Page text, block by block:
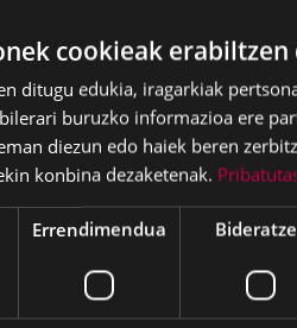
SANJUANAK 2026
egitaraua
25
cookieak erabiltzen
ditugu edukia, iragarkiak
buruzko informazioa ere
diezun edo haiek beren
konbina dezaketenak.
Errendimendua